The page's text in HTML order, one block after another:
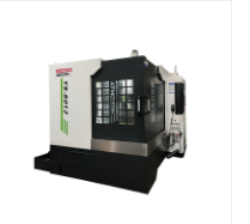
หนัก โครงสร้างกะทัดรัดและ
ขนาดเหมาะสม แกนหมุนขับ
เคลื่อนด้วยมอเตอร์เซอร์โว
โดยใช้สายพานไทม์มิ่ง
สามารถจับยึดชิ้นส่วนต่างๆ ได้
พร้อมกัน เช่น แผ่นดิสก์ แผ่น